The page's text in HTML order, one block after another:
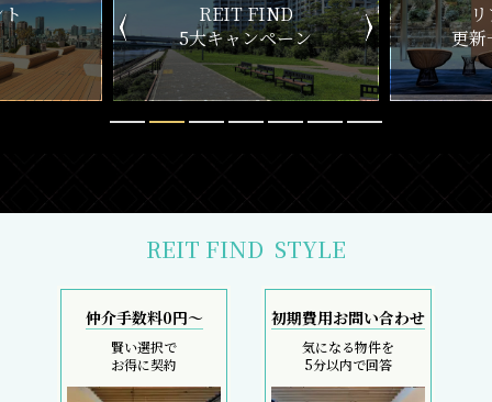
ン
リアルタイム
更新一覧チェック
新
REIT FIND STYLE
仲介手数料0円～
賢い選択で
お得に契約
初期費用お問い合わせ
気になる物件を
5分以内で回答